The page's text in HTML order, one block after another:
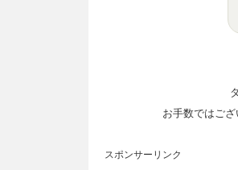
お手数ではご
スポンサーリンク